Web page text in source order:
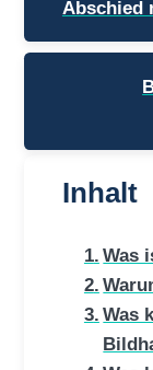
Abschied
Inhalt
Was
Was